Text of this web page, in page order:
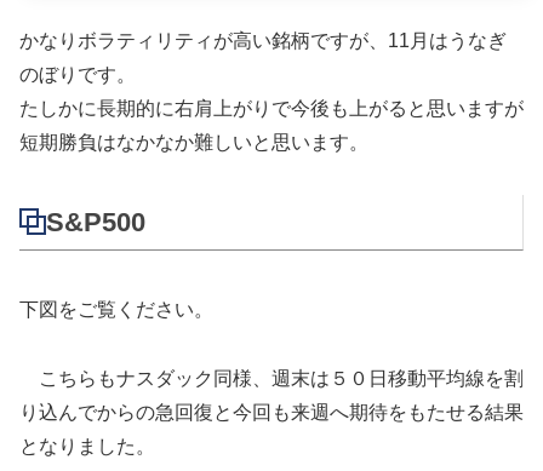
かなりボラティリティが高い銘柄ですが、11月はうなぎ
のぼりです。
たしかに長期的に右肩上がりで今後も上がると思いますが
短期勝負はなかなか難しいと思います。
S&P500
下図をご覧ください。
こちらもナスダック同様、週末は５０日移動平均線を割
り込んでからの急回復と今回も来週へ期待をもたせる結果
となりました。